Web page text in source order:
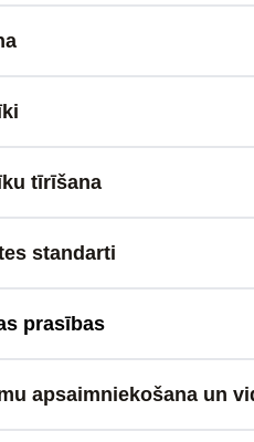
tīrīšana
standarti
prasības
apsaimniekošana un